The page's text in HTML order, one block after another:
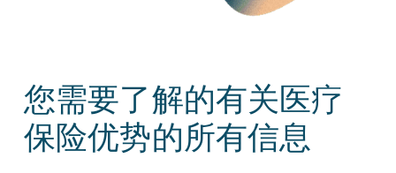
您需要了解的有关医疗
保险优势的所有信息